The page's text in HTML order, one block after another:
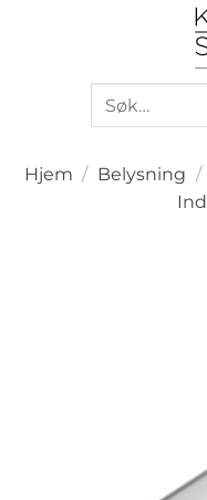
Søk
etter:
Hjem / Belysning /